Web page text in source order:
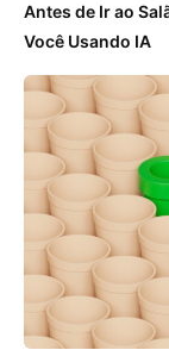
Antes de Ir ao
Você Usando IA